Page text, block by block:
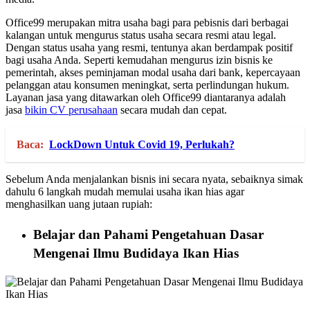
Office99 merupakan mitra usaha bagi para pebisnis dari berbagai
kalangan untuk mengurus status usaha secara resmi atau legal.
Dengan status usaha yang resmi, tentunya akan berdampak positif
bagi usaha Anda. Seperti kemudahan mengurus izin bisnis ke
pemerintah, akses peminjaman modal usaha dari bank, kepercayaan
pelanggan atau konsumen meningkat, serta perlindungan hukum.
Layanan jasa yang ditawarkan oleh Office99 diantaranya adalah
jasa bikin CV perusahaan secara mudah dan cepat.
Baca: LockDown Untuk Covid 19, Perlukah?
Sebelum Anda menjalankan bisnis ini secara nyata, sebaiknya simak
dahulu 6 langkah mudah memulai usaha ikan hias agar
menghasilkan uang jutaan rupiah:
Belajar dan Pahami Pengetahuan Dasar
Mengenai Ilmu Budidaya Ikan Hias